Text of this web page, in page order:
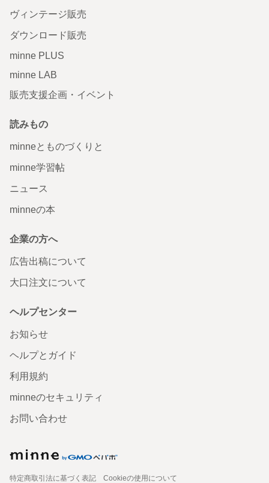
ヴィンテージ販売
ダウンロード販売
minne PLUS
minne LAB
販売支援企画・イベント
読みもの
minneとものづくりと
minne学習帖
ニュース
minneの本
企業の方へ
広告出稿について
大口注文について
ヘルプセンター
お知らせ
ヘルプとガイド
利用規約
minneのセキュリティ
お問い合わせ
特定商取引法に基づく表記
Cookieの使用について